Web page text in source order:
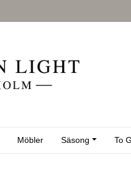
Möbler Säsong To